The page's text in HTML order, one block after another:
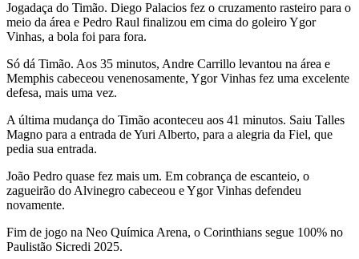
Jogadaça do Timão. Diego Palacios fez o cruzamento rasteiro para o
meio da área e Pedro Raul finalizou em cima do goleiro Ygor
Vinhas, a bola foi para fora.
Só dá Timão. Aos 35 minutos, Andre Carrillo levantou na área e
Memphis cabeceou venenosamente, Ygor Vinhas fez uma excelente
defesa, mais uma vez.
A última mudança do Timão aconteceu aos 41 minutos. Saiu Talles
Magno para a entrada de Yuri Alberto, para a alegria da Fiel, que
pedia sua entrada.
João Pedro quase fez mais um. Em cobrança de escanteio, o
zagueirão do Alvinegro cabeceou e Ygor Vinhas defendeu
novamente.
Fim de jogo na Neo Química Arena, o Corinthians segue 100% no
Paulistão Sicredi 2025.